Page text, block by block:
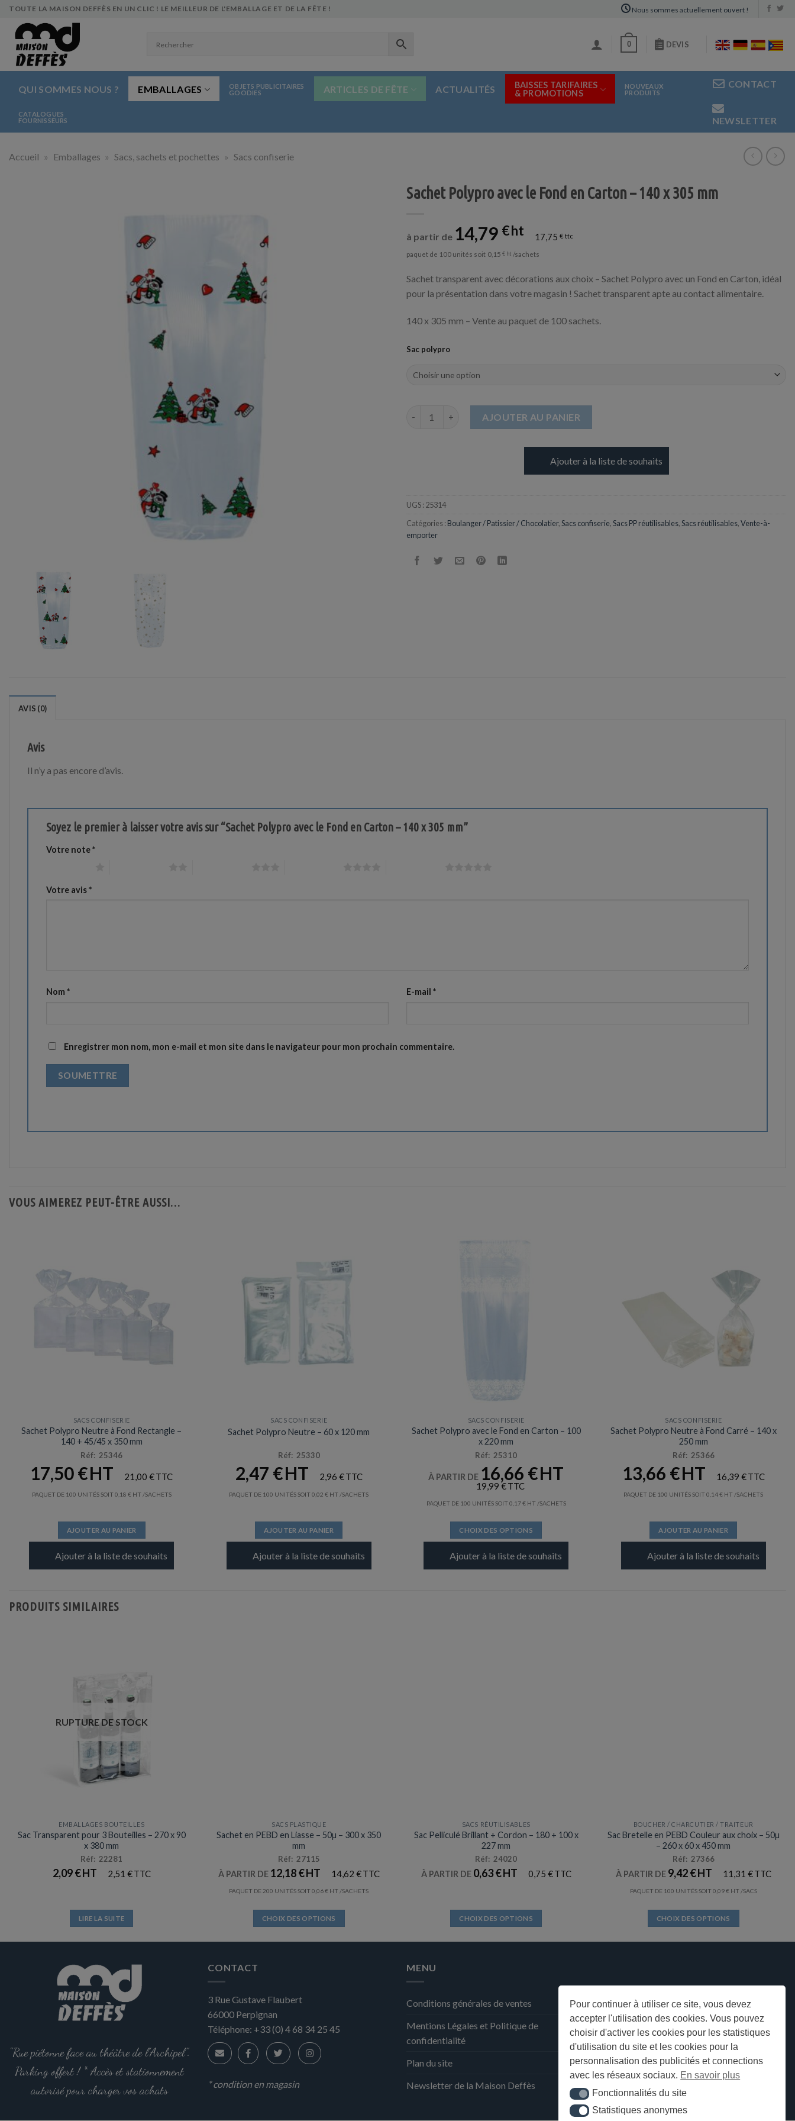
Pour continuer à utiliser ce site, vous devez
accepter l'utilisation des cookies. Vous pouvez
choisir d'activer les cookies pour les statistiques
d'utilisation du site et les cookies pour la
personnalisation des publicités et connections
avec les réseaux sociaux. En savoir plus
Fonctionnalités du site
Fonctionnalités du site
Statistiques anonymes
Statistiques anonymes
Skip
content
TOUTE LA MAISON DEFFÈS EN UN CLIC ! LE MEILLEUR DE L'EMBALLAGE ET DE LA FÊTE ! Nous sommes actuellement ouvert !
0 DEVIS
QUI SOMMES NOUS ? EMBALLAGES
OBJETS PUBLICITAIRES
GOODIES
ARTICLES DE FÊTE ACTUALITÉS
BAISSES TARIFAIRES
& PROMOTIONS
NOUVEAUX
PRODUITS
CATALOGUES
FOURNISSEURS
CONTACT
NEWSLETTER
Accueil » Emballages » Sacs, sachets et pochettes » Sacs confiserie
Sachet Polypro avec le Fond en Carton – 140 x 305 mm
à partir de 14,79 € 17,75 €
paquet de 100 unités soit 0,15 € /sachets
Sachet transparent avec décorations aux choix – Sachet Polypro avec un Fond en Carton, idéal
pour la présentation dans votre magasin ! Sachet transparent apte au contact alimentaire.
140 x 305 mm – Vente au paquet de 100 sachets.
Sac polypro
AJOUTER AU PANIER
Ajouter à la liste de souhaits
UGS : 25314
Catégories : Boulanger / Patissier / Chocolatier,Sacs confiserie,Sacs PP réutilisables,Sacs réutilisables,Vente-à-
emporter
AVIS (0)
Avis
Il n’y a pas encore d’avis.
Soyez le premier à laisser votre avis sur “Sachet Polypro avec le Fond en Carton – 140 x 305 mm”
Votre note*
Votre avis*
Nom * E-mail *
Enregistrer mon nom, mon e-mail et mon site dans le navigateur pour mon prochain commentaire.
VOUS AIMEREZ PEUT-ÊTRE AUSSI…
SACS CONFISERIE
Sachet Polypro Neutre à Fond Rectangle –
140 + 45/45 x 350 mm
Réf: 25346
17,50€ 21,00€
PAQUET DE 100 UNITÉS SOIT 0,18 € /SACHETS
AJOUTER AU PANIER
Ajouter à la liste de souhaits
SACS CONFISERIE
Sachet Polypro Neutre – 60 x 120 mm
Réf: 25330
2,47 € 2,96 €
PAQUET DE 100 UNITÉS SOIT 0,02€ /SACHETS
AJOUTER AU PANIER
Ajouter à la liste de souhaits
SACS CONFISERIE
Sachet Polypro avec le Fond en Carton – 100
x 220 mm
Réf: 25310
À PARTIR DE 16,66 €
19,99€
PAQUET DE 100 UNITÉS SOIT 0,17€ /SACHETS
CHOIX DES OPTIONS
Ce
produit
a
Ajouter à la liste de souhaits
SACS CONFISERIE
Sachet Polypro Neutre à Fond Carré – 140 x
250 mm
Réf: 25366
13,66 € 16,39 €
PAQUET DE 100 UNITÉS SOIT 0,14€ /SACHETS
AJOUTER AU PANIER
Ajouter à la liste de souhaits
PRODUITS SIMILAIRES
RUPTURE DE STOCK
EMBALLAGES BOUTEILLES
Sac Transparent pour 3 Bouteilles – 270 x 90
x 380 mm
Réf: 22281
2,09€ 2,51 €
LIRE LA SUITE
SACS PLASTIQUE
Sachet en PEBD en Liasse – 50µ – 300 x 350
mm
Réf: 27115
À PARTIR DE 12,18€ 14,62 €
PAQUET DE 200 UNITÉS SOIT 0,06€ /SACHETS
CHOIX DES OPTIONS
Les
peuvent
être
choisies
la
SACS RÉUTILISABLES
Sac Pelliculé Brillant + Cordon – 180 + 100 x
227 mm
Réf: 24020
À PARTIR DE 0,63€ 0,75 €
CHOIX DES OPTIONS
Les
peuvent
la
BOUCHER / CHARCUTIER / TRAITEUR
Sac Bretelle en PEBD Couleur aux choix – 50µ
– 260 x 60 x 450 mm
Réf: 27366
À PARTIR DE 9,42€ 11,31 €
PAQUET DE 100 UNITÉS SOIT 0,09€ /SACS
CHOIX DES OPTIONS
variations.
Les
options
peuvent
être
choisies
la
"Rue piétonne face au théâtre de l'Archipel".
Parking offert ! * Accès et stationnement
autorisé pour charger vos achats
CONTACT
3 Rue Gustave Flaubert
66000 Perpignan
Téléphone: +33 (0) 4 68 34 25 45
* condition en magasin
MENU
Conditions générales de ventes
Mentions Légales et Politique de
confidentialité
Plan du site
Newsletter de la Maison Deffès